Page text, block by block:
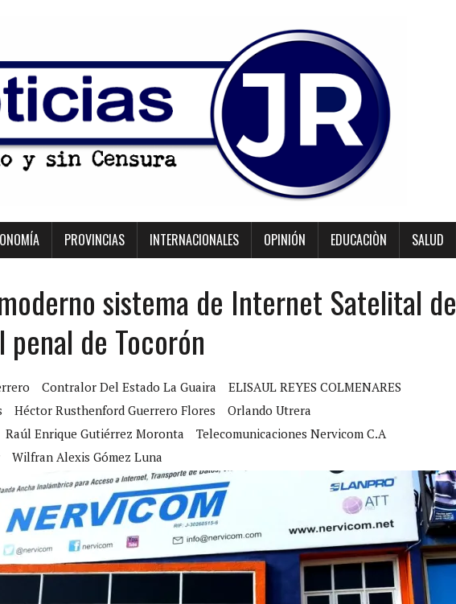
PROVINCIAS INTERNACIONALES OPINIÓN EDUCACIÒN SALUD
sistema de Internet Satelital de
de Tocorón
Contralor Del Estado La Guaira
ELISAUL REYES COLMENARES
Héctor Rusthenford Guerrero Flores
Orlando Utrera
Raúl Enrique Gutiérrez Moronta
Telecomunicaciones Nervicom C.A
Wilfran Alexis Gómez Luna